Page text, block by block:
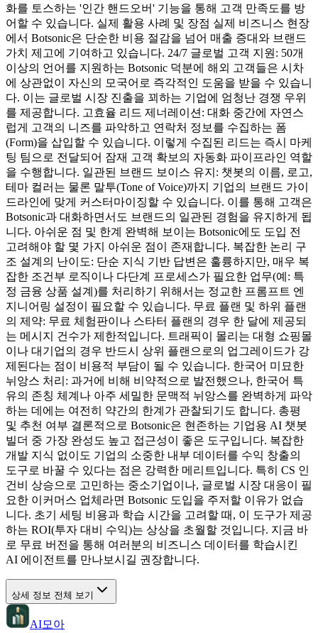
화를 토스하는 '인간 핸드오버' 기능을 통해 고객 만족도를 방
어할 수 있습니다. 실제 활용 사례 및 장점 실제 비즈니스 현장
에서 Botsonic은 단순한 비용 절감을 넘어 매출 증대와 브랜드
가치 제고에 기여하고 있습니다. 24/7 글로벌 고객 지원: 50개
이상의 언어를 지원하는 Botsonic 덕분에 해외 고객들은 시차
에 상관없이 자신의 모국어로 즉각적인 도움을 받을 수 있습니
다. 이는 글로벌 시장 진출을 꾀하는 기업에 엄청난 경쟁 우위
를 제공합니다. 고효율 리드 제너레이션: 대화 중간에 자연스
럽게 고객의 니즈를 파악하고 연락처 정보를 수집하는 폼
(Form)을 삽입할 수 있습니다. 이렇게 수집된 리드는 즉시 마케
팅 팀으로 전달되어 잠재 고객 확보의 자동화 파이프라인 역할
을 수행합니다. 일관된 브랜드 보이스 유지: 챗봇의 이름, 로고,
테마 컬러는 물론 말투(Tone of Voice)까지 기업의 브랜드 가이
드라인에 맞게 커스터마이징할 수 있습니다. 이를 통해 고객은
Botsonic과 대화하면서도 브랜드의 일관된 경험을 유지하게 됩
니다. 아쉬운 점 및 한계 완벽해 보이는 Botsonic에도 도입 전
고려해야 할 몇 가지 아쉬운 점이 존재합니다. 복잡한 논리 구
조 설계의 난이도: 단순 지식 기반 답변은 훌륭하지만, 매우 복
잡한 조건부 로직이나 다단계 프로세스가 필요한 업무(예: 특
정 금융 상품 설계)를 처리하기 위해서는 정교한 프롬프트 엔
지니어링 설정이 필요할 수 있습니다. 무료 플랜 및 하위 플랜
의 제약: 무료 체험판이나 스타터 플랜의 경우 한 달에 제공되
는 메시지 건수가 제한적입니다. 트래픽이 몰리는 대형 쇼핑몰
이나 대기업의 경우 반드시 상위 플랜으로의 업그레이드가 강
제된다는 점이 비용적 부담이 될 수 있습니다. 한국어 미묘한
뉘앙스 처리: 과거에 비해 비약적으로 발전했으나, 한국어 특
유의 존칭 체계나 아주 세밀한 문맥적 뉘앙스를 완벽하게 파악
하는 데에는 여전히 약간의 한계가 관찰되기도 합니다. 총평
및 추천 여부 결론적으로 Botsonic은 현존하는 기업용 AI 챗봇
빌더 중 가장 완성도 높고 접근성이 좋은 도구입니다. 복잡한
개발 지식 없이도 기업의 소중한 내부 데이터를 수익 창출의
도구로 바꿀 수 있다는 점은 강력한 메리트입니다. 특히 CS 인
건비 상승으로 고민하는 중소기업이나, 글로벌 시장 대응이 필
요한 이커머스 업체라면 Botsonic 도입을 주저할 이유가 없습
니다. 초기 세팅 비용과 학습 시간을 고려할 때, 이 도구가 제공
하는 ROI(투자 대비 수익)는 상상을 초월할 것입니다. 지금 바
로 무료 버전을 통해 여러분의 비즈니스 데이터를 학습시킨
AI 에이전트를 만나보시길 권장합니다.
상세 정보 전체 보기
AI모아